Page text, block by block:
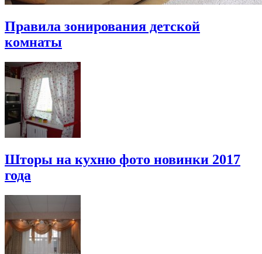
Правила зонирования детской
комнаты
Шторы на кухню фото новинки 2017
года